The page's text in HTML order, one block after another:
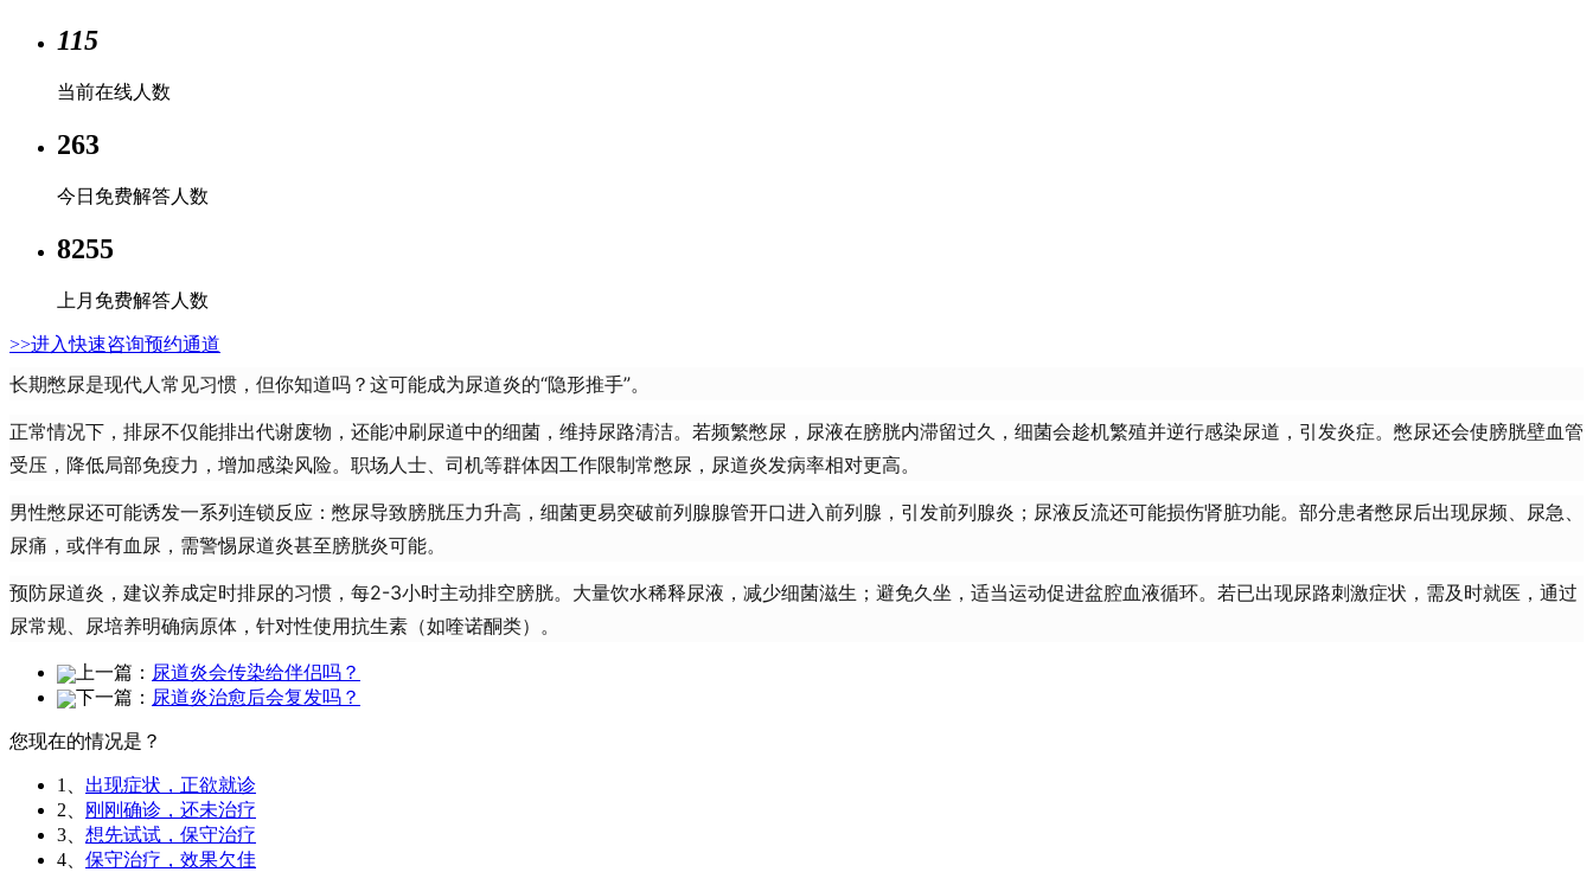
115
当前在线人数
263
今日免费解答人数
8255
上月免费解答人数
>>进入快速咨询预约通道
长期憋尿是现代人常见习惯，但你知道吗？这可能成为尿道炎的“隐形推手”。
正常情况下，排尿不仅能排出代谢废物，还能冲刷尿道中的细菌，维持尿路清洁。若频繁憋尿，尿液在膀胱内滞留过久，细菌会趁机繁殖并逆行感染尿道，引发炎症。憋尿还会使膀胱壁血管
受压，降低局部免疫力，增加感染风险。职场人士、司机等群体因工作限制常憋尿，尿道炎发病率相对更高。
男性憋尿还可能诱发一系列连锁反应：憋尿导致膀胱压力升高，细菌更易突破前列腺腺管开口进入前列腺，引发前列腺炎；尿液反流还可能损伤肾脏功能。部分患者憋尿后出现尿频、尿急、
尿痛，或伴有血尿，需警惕尿道炎甚至膀胱炎可能。
预防尿道炎，建议养成定时排尿的习惯，每2-3小时主动排空膀胱。大量饮水稀释尿液，减少细菌滋生；避免久坐，适当运动促进盆腔血液循环。若已出现尿路刺激症状，需及时就医，通过
尿常规、尿培养明确病原体，针对性使用抗生素（如喹诺酮类）。
上一篇： 尿道炎会传染给伴侣吗？
下一篇： 尿道炎治愈后会复发吗？
您现在的情况是？
1、 出现症状，正欲就诊
2、
刚刚确诊，还未治疗
3、 想先试试，保守治疗
4、 保守治疗，效果欠佳